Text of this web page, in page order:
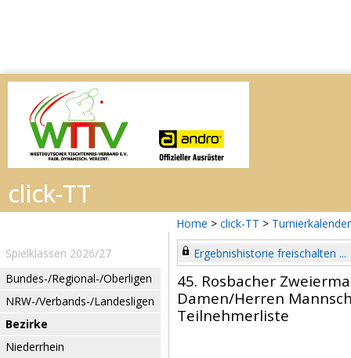
Home > click-TT > Turnierkalender
Spielklassen 2026/27
Bundes-/Regional-/Oberligen
NRW-/Verbands-/Landesligen
Bezirke
Niederrhein
Ergebnishistorie freischalten ...
45. Rosbacher
Damen/Herren
Teilnehmerliste